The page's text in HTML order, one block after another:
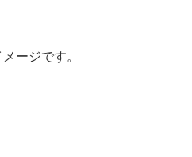
ージです。